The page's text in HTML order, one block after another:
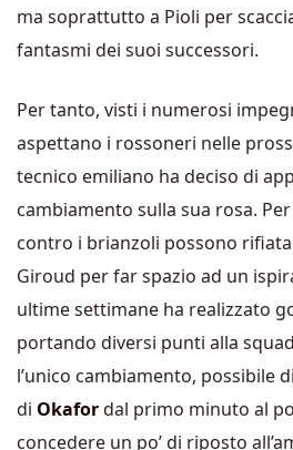
ma soprattutto a Pioli per
fantasmi dei suoi successori.
Per tanto, visti i numerosi
aspettano i rossoneri nelle
tecnico emiliano ha deciso di
cambiamento sulla sua rosa.
contro i brianzoli possono
Giroud per far spazio ad un
ultime settimane ha realizzato
portando diversi punti alla
l’unico cambiamento, possibile
di Okafordal primo minuto al
concedere un po’ di riposto